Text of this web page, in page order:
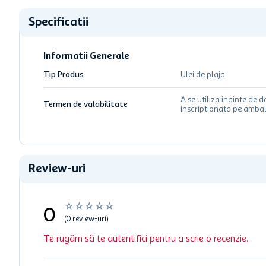
Specificatii
Informatii Generale
Tip Produs Ulei de plaja
Termen de valabilitate
A se utiliza inainte de
inscriptionata pe
Review-uri
☆ ☆ ☆ ☆ ☆
0 (0 review-uri)
Te rugăm să te autentifici pentru a scrie o recenzie.